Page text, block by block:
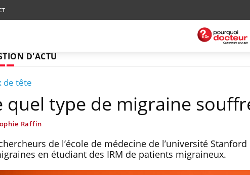
D'ACTU
de tête
quel type de migraine
Raffin
de l’école de médecine de l’université
en étudiant des IRM de patients migraineux.